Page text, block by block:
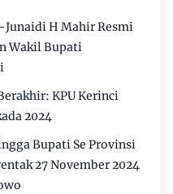
Junaidi H Mahir Resmi
Wakil Bupati
KPU Kerinci
2024
Bupati Se Provinsi
27 November 2024